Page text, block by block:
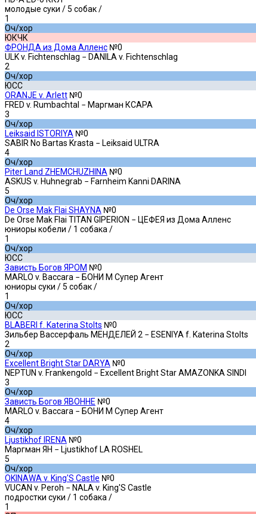
молодые суки / 5 собак /
1
Оч/хор
ЮКЧК
ФРОНДА из Дома Алленс №0
ULK v. Fichtenschlag − DANILA v. Fichtenschlag
2
Оч/хор
ЮСС
ORANJE v. Arlett №0
FRED v. Rumbachtal − Маргман КСАРА
3
Оч/хор
Leiksaid ISTORIYA №0
SABIR No Bartas Krasta − Leiksaid ULTRA
4
Оч/хор
Piter Land ZHEMCHUZHINA №0
ASKUS v. Huhnegrab − Farnheim Kanni DARINA
5
Оч/хор
De Orse Mak Flai SHAYNA №0
De Orse Mak Flai TITAN GIPERION − ЦЕФЕЯ из Дома Алленс
юниоры кобели / 1 собака /
1
Оч/хор
ЮСС
Зависть Богов ЯРОМ №0
MARLO v. Baccara − БОНИ М Супер Агент
юниоры суки / 5 собак /
1
Оч/хор
ЮСС
BLABERI f. Katerina Stolts №0
Зильбер Вассерфаль МЕНДЕЛЕЙ 2 − ESENIYA f. Katerina Stolts
2
Оч/хор
Excellent Bright Star DARYA №0
NEPTUN v. Frankengold − Excellent Bright Star AMAZONKA SINDI
3
Оч/хор
Зависть Богов ЯВОННЕ №0
MARLO v. Baccara − БОНИ М Супер Агент
4
Оч/хор
Ljustikhof IRENA №0
Маргман ЯН − Ljustikhof LA ROSHEL
5
Оч/хор
OKINAWA v. King'S Castle №0
VUCAN v. Peroh − NALA v. King'S Castle
подростки суки / 1 собака /
1